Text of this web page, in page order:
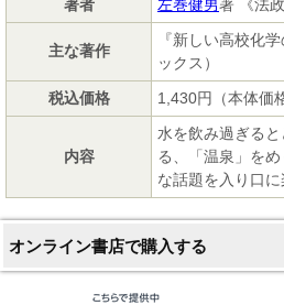
著者 左巻健男著 《法
主な著作
『新しい高校化
ックス）
税込価格
1,430円（本体価
内容
水を飲み過ぎる
る、「温泉」を
な話題を入り口に
オンライン書店で購入する